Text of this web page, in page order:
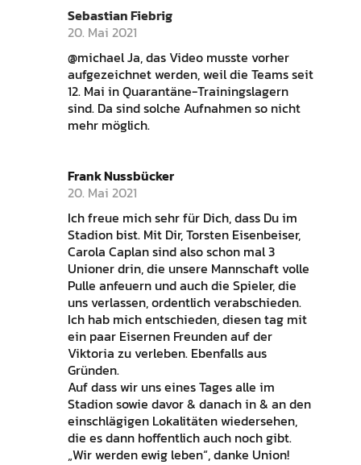
Sebastian Fiebrig
20. Mai 2021
@michael Ja, das Video musste vorher
aufgezeichnet werden, weil die Teams seit
12. Mai in Quarantäne-Trainingslagern
sind. Da sind solche Aufnahmen so nicht
mehr möglich.
Frank Nussbücker
20. Mai 2021
Ich freue mich sehr für Dich, dass Du im
Stadion bist. Mit Dir, Torsten Eisenbeiser,
Carola Caplan sind also schon mal 3
Unioner drin, die unsere Mannschaft volle
Pulle anfeuern und auch die Spieler, die
uns verlassen, ordentlich verabschieden.
Ich hab mich entschieden, diesen tag mit
ein paar Eisernen Freunden auf der
Viktoria zu verleben. Ebenfalls aus
Gründen.
Auf dass wir uns eines Tages alle im
Stadion sowie davor & danach in & an den
einschlägigen Lokalitäten wiedersehen,
die es dann hoffentlich auch noch gibt.
„Wir werden ewig leben“, danke Union!